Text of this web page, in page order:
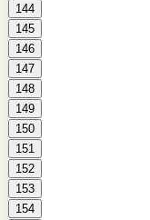
144
145
146
147
148
149
150
151
152
153
154